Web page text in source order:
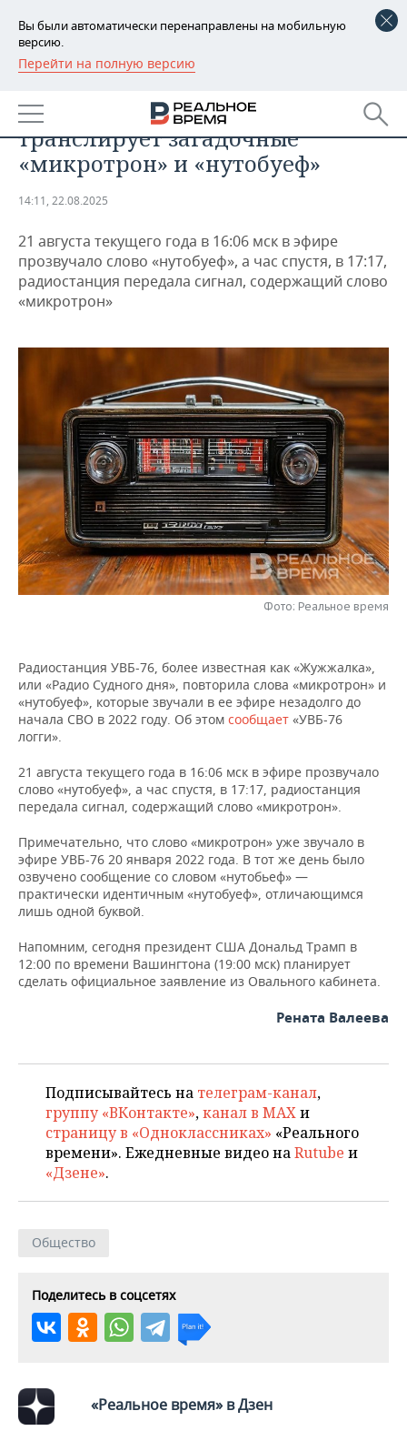
Вы были автоматически перенаправлены на мобильную
версию.
Перейти на полную версию
РЕГИОНЫ
БАШКОРТОСТАН
ТАТАРСТАН
НОВОСТИ
АНАЛИТИКА
ДЕКЛАРАЦИИ О ДОХОДАХ
КОРОЛИ ГОСЗАКАЗА ПФО
ВУЗЫ ТАТАРСТАНА
КОМУ ПРИНАДЛЕЖАТ
ТОРГОВЫЕ ЦЕНТРЫ
НОВОСТИ ЭКОНОМИКИ
ФИНАНСЫ
БАНКИ
ИНВЕСТИЦИИ
ПРОМЫШЛЕННОСТЬ
НОВОСТИ
ПРОМЫШЛЕННОСТИ
МАШИНОСТРОЕНИЕ
НЕФТЕХИМИЯ
НЕФТЬ
ОПК
ЭНЕРГЕТИКА
НЕДВИЖИМОСТЬ
НОВОСТИ НЕДВИЖИМОСТИ
НОВОСТИ АВТО
НОВОСТИ БИЗНЕСА
РОЗНИЧНАЯ ТОРГОВЛЯ
ТРАНСПОРТ
УСЛУГИ
ТЕХНОЛОГИИ
НОВОСТИ ТЕХНОЛОГИЙ
IT
МЕДИА
ТЕЛЕКОММУНИКАЦИИ
МЕРОПРИЯТИЯ
НОВОСТИ МЕРОПРИЯТИЙ
ВЫЕЗДНАЯ РЕДАКЦИЯ
БИЗНЕС-БРАНЧИ
СПОРТ
НОВОСТИ СПОРТА
ФУТБОЛ
ВОЛЕЙБОЛ
КИБЕРСПОРТ
ФИГУРНОЕ КАТАНИЕ
ВОДНЫЕ ВИДЫ СПОРТА
ХОККЕЙ С МЯЧОМ
ОБЩЕСТВО
НОВОСТИ ОБЩЕСТВА
ИСТОРИЯ
КУЛЬТУРА
МЕДИЦИНА
ОБРАЗОВАНИЕ
ПРОИСШЕСТВИЯ
ФОТОГАЛЕРЕЯ
СПИСОК ПЕРСОН
СПИСОК КОМПАНИЙ
ПОЛНАЯ ВЕРСИЯ
«Радио Судного дня» вновь
транслирует загадочные
«микротрон» и «нутобуеф»
14:11, 22.08.2025
21 августа текущего года в 16:06 мск в эфире
прозвучало слово «нутобуеф», а час спустя, в 17:17,
радиостанция передала сигнал, содержащий слово
«микротрон»
Фото: Реальное время
Радиостанция УВБ-76, более известная как «Жужжалка»,
или «Радио Судного дня», повторила слова «микротрон» и
«нутобуеф», которые звучали в ее эфире незадолго до
начала СВО в 2022 году. Об этом сообщает «УВБ-76
логги».
21 августа текущего года в 16:06 мск в эфире прозвучало
слово «нутобуеф», а час спустя, в 17:17, радиостанция
передала сигнал, содержащий слово «микротрон».
Примечательно, что слово «микротрон» уже звучало в
эфире УВБ-76 20 января 2022 года. В тот же день было
озвучено сообщение со словом «нутобьеф» —
практически идентичным «нутобуеф», отличающимся
лишь одной буквой.
Напомним, сегодня президент США Дональд Трамп в
12:00 по времени Вашингтона (19:00 мск) планирует
сделать официальное заявление из Овального кабинета.
Рената Валеева
Подписывайтесь на телеграм-канал,
группу «ВКонтакте»,канал в MAXи
страницу в «Одноклассниках» «Реального
времени». Ежедневные видео наRutube и
«Дзене».
Общество
Поделитесь в соцсетях
«Реальное время» в Дзен